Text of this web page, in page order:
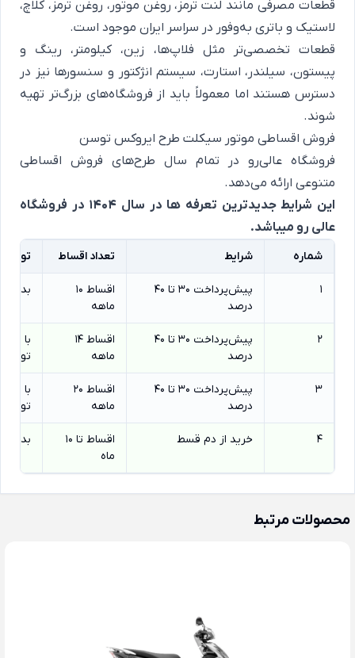
قطعات مصرفی مانند لنت ترمز، روغن موتور، روغن ترمز، کلاچ،
لاستیک و باتری به‌وفور در سراسر ایران موجود است.
قطعات تخصصی‌تر مثل فلاپ‌ها، زین، کیلومتر، رینگ و
پیستون، سیلندر، استارت، سیستم انژکتور و سنسورها نیز در
دسترس هستند اما معمولاً باید از فروشگاه‌های بزرگ‌تر تهیه
شوند.
فروش اقساطی موتور سیکلت طرح ایروکس توسن
فروشگاه عالی‌رو در تمام سال طرح‌های فروش اقساطی
متنوعی ارائه می‌دهد.
این شرایط جدیدترین تعرفه ها در سال 1404 در فروشگاه
عالی رو میباشد.
شماره شرایط تعداد اقساط
1
پیش‌پرداخت ۳۰ تا ۴۰
درصد
اقساط ۱۰
ماهه
بدون
2
پیش‌پرداخت ۳۰ تا ۴۰
درصد
اقساط ۱۴
ماهه
تومان
3
پیش‌پرداخت ۳۰ تا ۴۰
درصد
اقساط ۲۰
ماهه
تومان
4 خرید از دم قسط
اقساط تا ۱۰
ماه
بدون
محصولات مرتبط